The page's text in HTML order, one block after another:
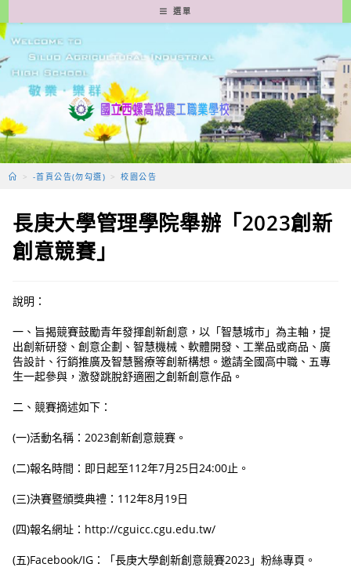
轉
至
要
容
選單
> -首頁公告(勿勾選) > 校園公告
長庚大學管理學院舉辦「2023創新
創意競賽」
說明：
一、旨揭競賽鼓勵青年發揮創新創意，以「智慧城市」為主軸，提
出創新研發、創意企劃、智慧機械、軟體開發、工業品或商品、廣
告設計、行銷推廣及智慧醫療等創新構想。邀請全國高中職、五專
生一起參與，激發跳脫舒適圈之創新創意作品。
二、競賽摘述如下：
(一)活動名稱：2023創新創意競賽。
(二)報名時間：即日起至112年7月25日24:00止。
(三)決賽暨頒獎典禮：112年8月19日
(四)報名網址：http://cguicc.cgu.edu.tw/
(五)Facebook/IG：「長庚大學創新創意競賽2023」粉絲專頁。